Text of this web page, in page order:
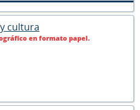
cultura
en formato papel.